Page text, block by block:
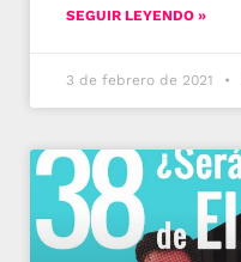
SEGUIR LEYENDO »
3 de febrero de 2021